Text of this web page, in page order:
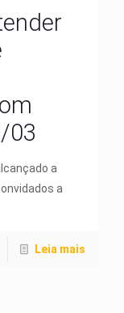
03
a
a
Leia mais